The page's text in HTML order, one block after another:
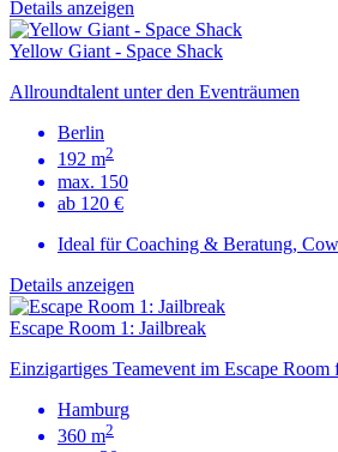
Details anzeigen
Yellow Giant - Space Shack
Allroundtalent unter den Eventräumen
Berlin
192 m2
max. 150
ab 120 €
Ideal für Coaching & Beratung,
Details anzeigen
Escape Room 1: Jailbreak
Einzigartiges Teamevent im Escape Room
Hamburg
360 m2